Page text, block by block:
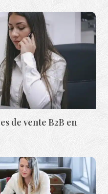
de vente B2B en